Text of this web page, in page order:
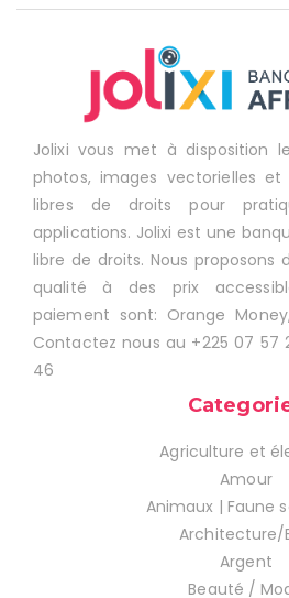
Jolixi vous met à disposition
photos, images vectorielles
libres de droits pour
applications. Jolixi est une
libre de droits. Nous proposons
qualité à des prix
paiement sont: Orange
Contactez nous au +225 07 57
46
Agriculture et
Amour
Animaux | Faune
Architecture/
Argent
Beauté /